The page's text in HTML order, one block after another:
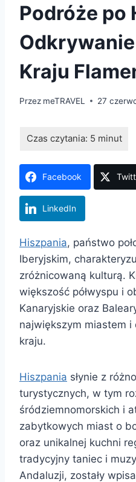
Podróże po
Kraju
Przez meTRAVEL 27
Facebook
LinkedIn
Hiszpania, państwo
Iberyjskim,
zróżnicowaną kulturą.
większość półwyspu i
Kanaryjskie oraz
największym miastem
kraju.
Hiszpania słynie z
turystycznych, w tym
śródziemnomorskich i
zabytkowych miast o
oraz unikalnej kuchni
tradycyjny taniec i
Andaluzji, zostały